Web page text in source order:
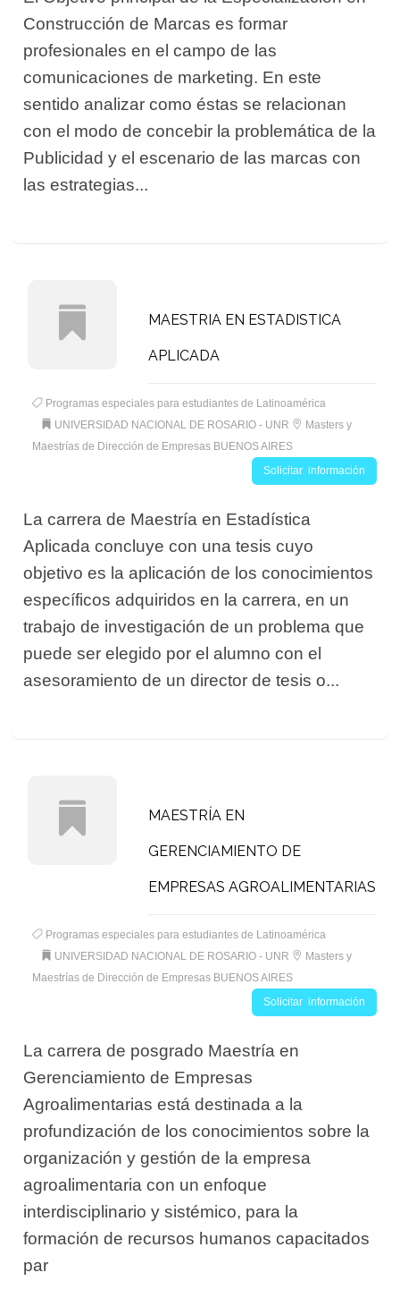
Construcción de Marcas es formar
profesionales en el campo de las
comunicaciones de marketing. En este
sentido analizar como éstas se relacionan
con el modo de concebir la problemática de la
Publicidad y el escenario de las marcas con
las estrategias...
MAESTRIA EN ESTADISTICA
APLICADA
Programas especiales para estudiantes de Latinoamérica
UNIVERSIDAD NACIONAL DE ROSARIO - UNR
Masters y
Maestrías de Dirección de Empresas BUENOS AIRES
Solicitar información
La carrera de Maestría en Estadística
Aplicada concluye con una tesis cuyo
objetivo es la aplicación de los conocimientos
específicos adquiridos en la carrera, en un
trabajo de investigación de un problema que
puede ser elegido por el alumno con el
asesoramiento de un director de tesis o...
MAESTRÍA EN
GERENCIAMIENTO DE
EMPRESAS AGROALIMENTARIAS
Programas especiales para estudiantes de Latinoamérica
UNIVERSIDAD NACIONAL DE ROSARIO - UNR
Masters y
Maestrías de Dirección de Empresas BUENOS AIRES
Solicitar información
La carrera de posgrado Maestría en
Gerenciamiento de Empresas
Agroalimentarias está destinada a la
profundización de los conocimientos sobre la
organización y gestión de la empresa
agroalimentaria con un enfoque
interdisciplinario y sistémico, para la
formación de recursos humanos capacitados
par